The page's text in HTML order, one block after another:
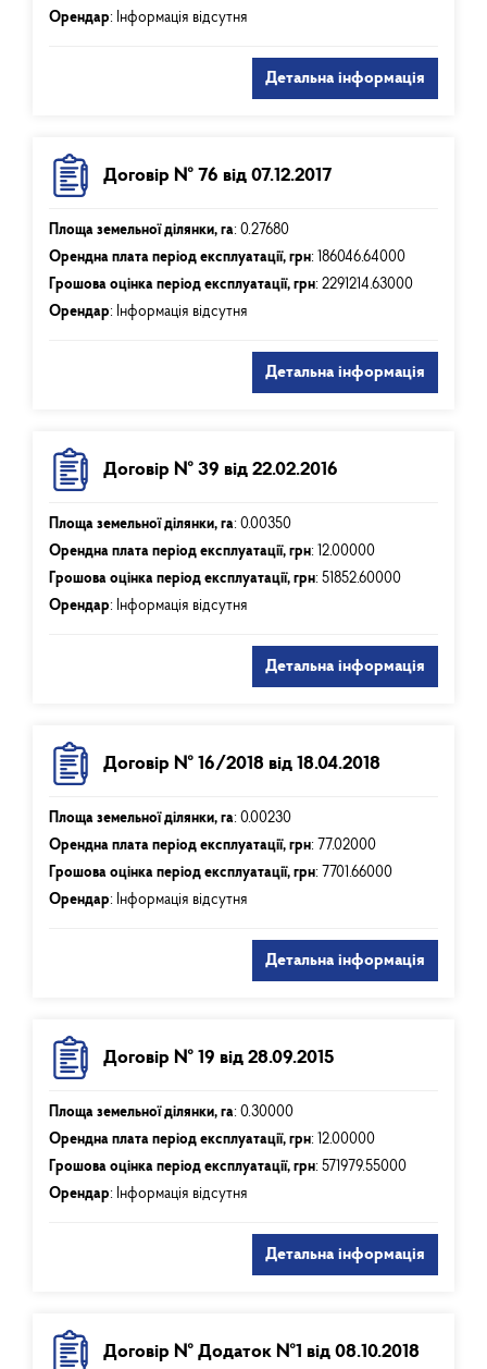
Орендар: Інформація відсутня
Детальна інформація
Договір № 76 від 07.12.2017
Площа земельної ділянки, га: 0.27680
Орендна плата період експлуатації, грн: 186046.64000
Грошова оцінка період експлуатації, грн: 2291214.63000
Орендар: Інформація відсутня
Детальна інформація
Договір № 39 від 22.02.2016
Площа земельної ділянки, га: 0.00350
Орендна плата період експлуатації, грн: 12.00000
Грошова оцінка період експлуатації, грн: 51852.60000
Орендар: Інформація відсутня
Детальна інформація
Договір № 16/2018 від 18.04.2018
Площа земельної ділянки, га: 0.00230
Орендна плата період експлуатації, грн: 77.02000
Грошова оцінка період експлуатації, грн: 7701.66000
Орендар: Інформація відсутня
Детальна інформація
Договір № 19 від 28.09.2015
Площа земельної ділянки, га: 0.30000
Орендна плата період експлуатації, грн: 12.00000
Грошова оцінка період експлуатації, грн: 571979.55000
Орендар: Інформація відсутня
Детальна інформація
Договір № Додаток №1 від 08.10.2018